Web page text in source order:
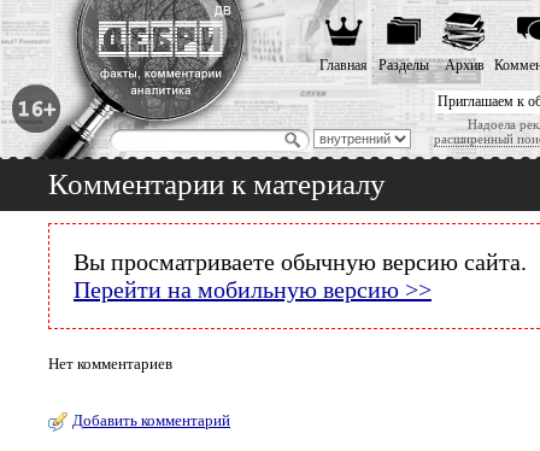
Приглашаем к
Надоела
расширенный
Главная Разделы Архив
Комментарии к материалу
Вы просматриваете обычную версию сайта.
Перейти на мобильную версию >>
Нет комментариев
Добавить комментарий